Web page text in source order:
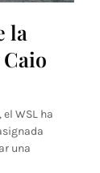
la
WSL ha
una